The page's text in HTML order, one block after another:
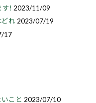
す! 2023/11/09
どれ 2023/07/19
17
こと 2023/07/10